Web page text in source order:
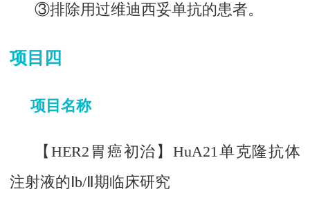
③排除用过维迪西妥单抗的患者。
项目四
项目名称
【HER2胃癌初治】HuA21单克隆抗体
注射液的Ⅰb/Ⅱ期临床研究